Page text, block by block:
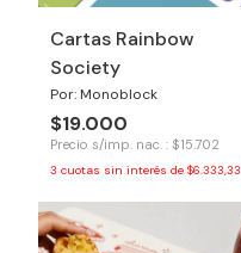
Cartas Rainbow
Society
Por: Monoblock
$19.000
Precio s/imp. nac. : $15.702
3 cuotas sin interés de $6.333,33